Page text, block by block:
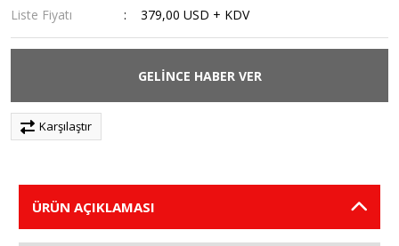
Liste Fiyatı
379,00 USD + KDV
GELİNCE HABER VER
Karşılaştır
ÜRÜN AÇIKLAMASI